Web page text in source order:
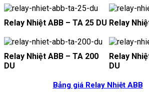
Relay Nhiệt ABB – TA 25 DU Relay
Relay Nhiệt ABB – TA 200
DU
Relay
DU
Bảng giá Relay Nhiệt ABB